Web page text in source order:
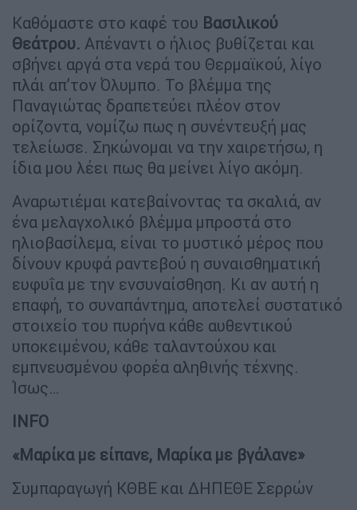
Καθόμαστε στο καφέ του Βασιλικού
Θεάτρου. Απέναντι ο ήλιος βυθίζεται και
σβήνει αργά στα νερά του Θερμαϊκού, λίγο
πλάι απ’τον Όλυμπο. Το βλέμμα της
Παναγιώτας δραπετεύει πλέον στον
ορίζοντα, νομίζω πως η συνέντευξή μας
τελείωσε. Σηκώνομαι να την χαιρετήσω, η
ίδια μου λέει πως θα μείνει λίγο ακόμη.
Αναρωτιέμαι κατεβαίνοντας τα σκαλιά, αν
ένα μελαγχολικό βλέμμα μπροστά στο
ηλιοβασίλεμα, είναι το μυστικό μέρος που
δίνουν κρυφά ραντεβού η συναισθηματική
ευφυΐα με την ενσυναίσθηση. Κι αν αυτή η
επαφή, το συναπάντημα, αποτελεί συστατικό
στοιχείο του πυρήνα κάθε αυθεντικού
υποκειμένου, κάθε ταλαντούχου και
εμπνευσμένου φορέα αληθινής τέχνης.
Ίσως…
INFO
«Μαρίκα με είπανε, Μαρίκα με βγάλανε»
Συμπαραγωγή ΚΘΒΕ και ΔΗΠΕΘΕ Σερρών